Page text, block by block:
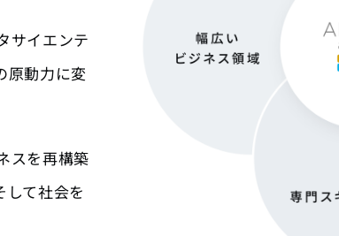
サイエンテ
原動力に変
スを再構築
して社会を